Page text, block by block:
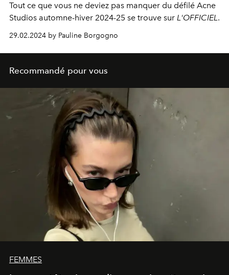
Tout ce que vous ne deviez pas manquer du défilé Acne
Studios automne-hiver 2024-25 se trouve sur L'OFFICIEL.
29.02.2024 by Pauline Borgogno
Recommandé pour vous
FEMMES